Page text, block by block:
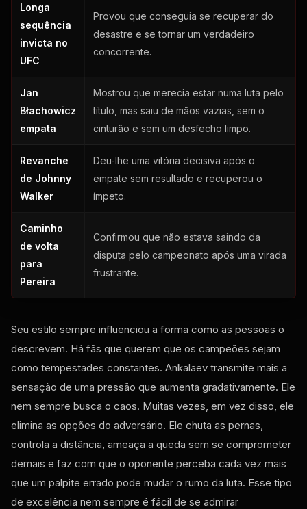
Longa
sequência
invicta no
UFC
Provou que conseguia se recuperar do
desastre e se tornar um verdadeiro
concorrente.
Jan
Błachowicz
empata
Mostrou que merecia estar numa luta pelo
título, mas saiu de mãos vazias, sem o
cinturão e sem um desfecho limpo.
Revanche
de Johnny
Walker
Deu-lhe uma vitória decisiva após o
empate sem resultado e recuperou o
ímpeto.
Caminho
de volta
para
Pereira
Confirmou que não estava saindo da
disputa pelo campeonato após uma virada
frustrante.
Seu estilo sempre influenciou a forma como as pessoas o
descrevem. Há fãs que querem que os campeões sejam
como tempestades constantes. Ankalaev transmite mais a
sensação de uma pressão que aumenta gradativamente. Ele
nem sempre busca o caos. Muitas vezes, em vez disso, ele
elimina as opções do adversário. Ele chuta as pernas,
controla a distância, ameaça a queda sem se comprometer
demais e faz com que o oponente perceba cada vez mais
que um palpite errado pode mudar o rumo da luta. Esse tipo
de excelência nem sempre é fácil de se admirar